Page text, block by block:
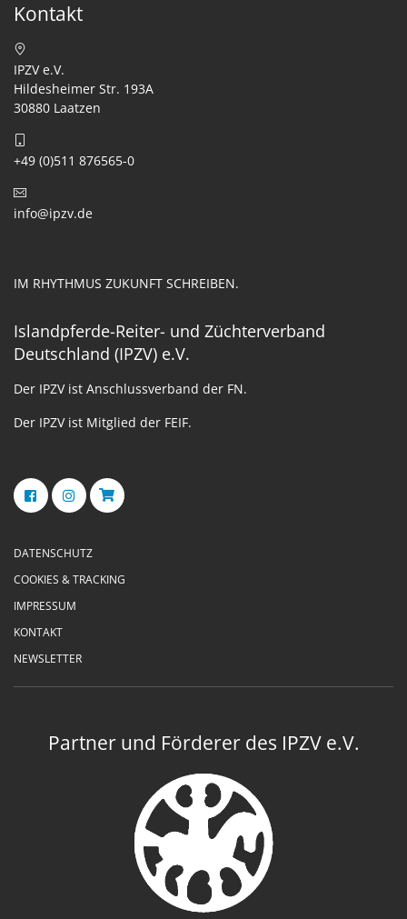
Kontakt
IPZV e.V.
Hildesheimer Str. 193A
30880 Laatzen
+49 (0)511 876565-0
info@ipzv.de
IM RHYTHMUS ZUKUNFT SCHREIBEN.
Islandpferde-Reiter- und Züchterverband
Deutschland (IPZV) e.V.
Der IPZV ist Anschlussverband der FN.
Der IPZV ist Mitglied der FEIF.
DATENSCHUTZ
COOKIES & TRACKING
IMPRESSUM
KONTAKT
NEWSLETTER
Partner und Förderer des IPZV e.V.